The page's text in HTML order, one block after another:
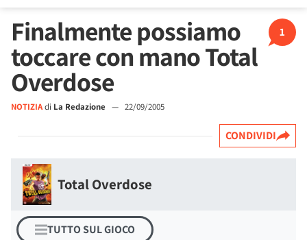
1
Finalmente possiamo
toccare con mano Total
Overdose
NOTIZIAdi La Redazione — 22/09/2005
CONDIVIDI
Total Overdose
TUTTO SUL GIOCO